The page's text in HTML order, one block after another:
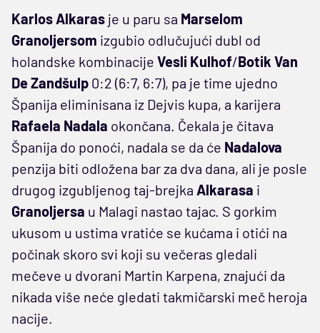
Karlos Alkaras je u paru sa Marselom
Granoljersom izgubio odlučujući dubl od
holandske kombinacije Vesli Kulhof/Botik Van
De Zandšulp 0:2 (6:7, 6:7), pa je time ujedno
Španija eliminisana iz Dejvis kupa, a karijera
Rafaela Nadala okončana. Čekala je čitava
Španija do ponoći, nadala se da će Nadalova
penzija biti odložena bar za dva dana, ali je posle
drugog izgubljenog taj-brejka Alkarasa i
Granoljersa u Malagi nastao tajac. S gorkim
ukusom u ustima vratiće se kućama i otići na
počinak skoro svi koji su večeras gledali
mečeve u dvorani Martin Karpena, znajući da
nikada više neće gledati takmičarski meč heroja
nacije.